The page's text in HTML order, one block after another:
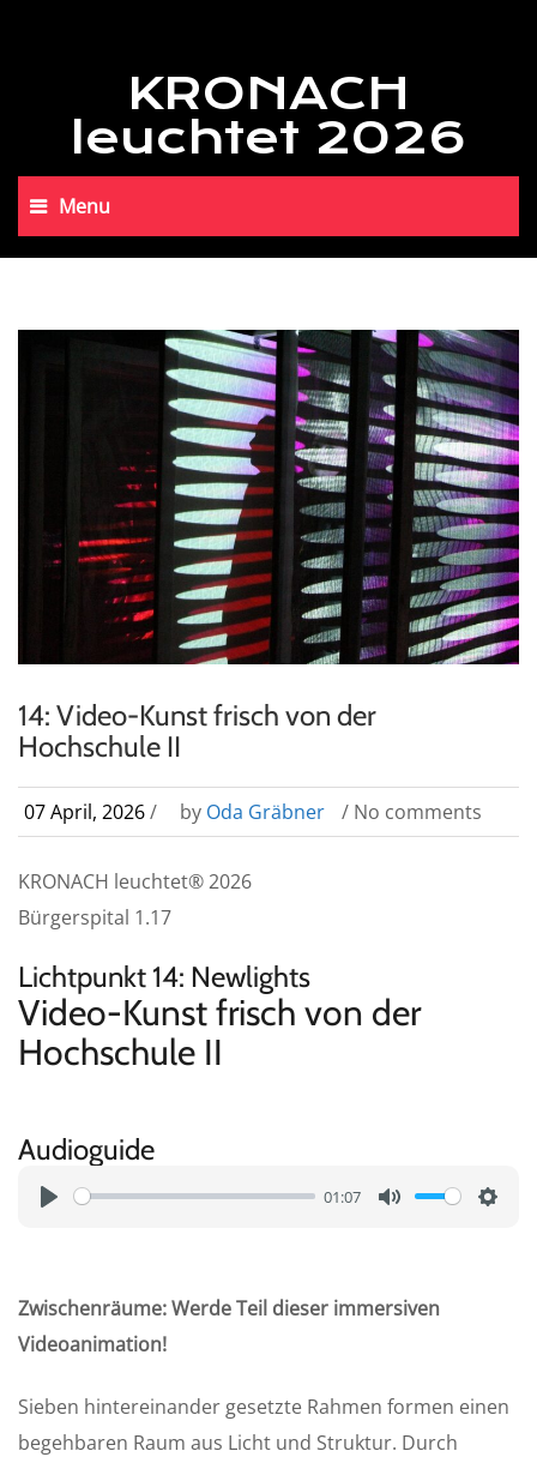
KRONACH
leuchtet 2026
Menu
14: Video-Kunst frisch von der
Hochschule II
07 April, 2026/ by Oda Gräbner / No comments
KRONACH leuchtet® 2026
Bürgerspital 1.17
Lichtpunkt 14: Newlights
Video-Kunst frisch von der
Hochschule II
Audioguide
y
01:07
e
g
Zwischenräume: Werde Teil dieser immersiven
Videoanimation!
Sieben hintereinander gesetzte Rahmen formen einen
begehbaren Raum aus Licht und Struktur. Durch